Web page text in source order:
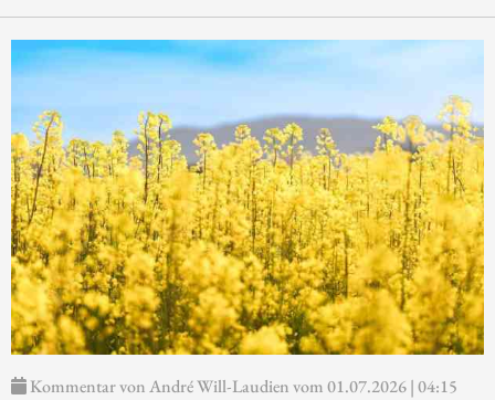
Kommentar von André Will-Laudien vom 01.07.2026 | 04:15